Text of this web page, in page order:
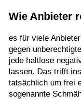
Wie Anbieter
es für viele
gegen
jede haltlose
lassen. Das trifft
tatsächlich um frei
sogenannte